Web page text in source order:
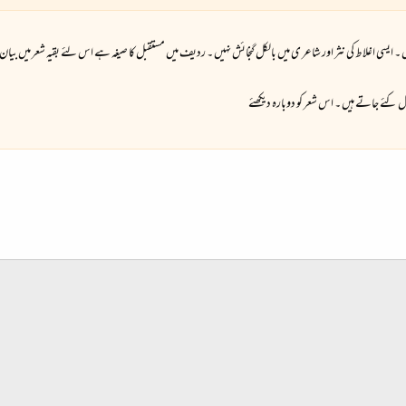
۔ ایسی اغلاط کی نثر اور شاعر ی میں بالکل گنجائش نہیں ۔ ردیف میں مستقبل کا صیغہ ہے اس لئے بقیہ شعر میں
جاتے ہیں ۔ اس شعر کو دوبارہ دیکھئے